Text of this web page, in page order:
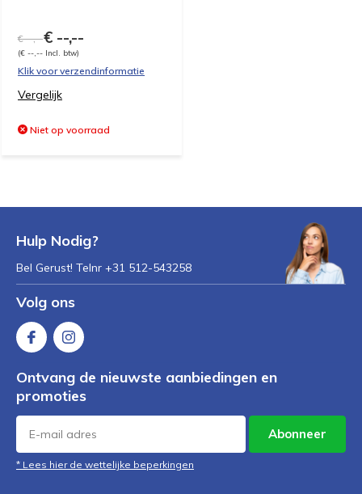
€ --,--€ --,--
(€ --,-- Incl. btw)
Klik voor verzendinformatie
Vergelijk
Niet op voorraad
Hulp Nodig?
Bel Gerust! Telnr +31 512-543258
Volg ons
Ontvang de nieuwste aanbiedingen en
promoties
Abonneer
* Lees hier de wettelijke beperkingen